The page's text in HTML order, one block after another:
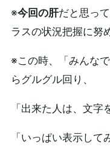
※今回の肝だと思っ
ラスの状況把握に努
※この時、「みんな
らグルグル回り、
「出来た人は、文
「いっぱい表示して